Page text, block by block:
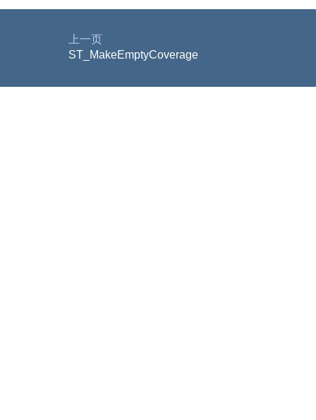
上一页
ST_MakeEmptyCoverage